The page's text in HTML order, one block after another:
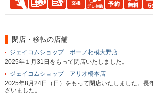
閉店・移転の店舗
ジェイコムショップ ボーノ相模大野店
2025年１月31日をもって閉店いたしました。
ジェイコムショップ アリオ橋本店
2025年8月24日（日）をもって閉店いたしました。長
ざいました。